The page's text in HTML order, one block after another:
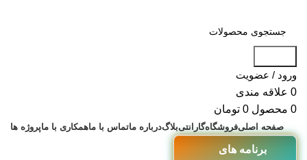
ورود / عضویت
0 علاقه مندی
0 محصول 0 تومان
صفحه اصلیفروشگاهگارانتیبلاگدرباره ماتماس با ماهمکاری با ماپروژه ها
برنامه های